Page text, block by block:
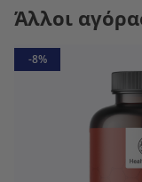
Άλλοι
-8%